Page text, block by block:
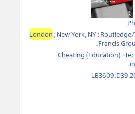
.
London; New York, NY:
Francis
.
Cheating (Education)--
.
LB3609.D39